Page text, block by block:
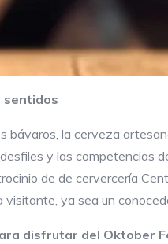
sentidos
bávaros, la cerveza
y las competencias
de de cervercería
ya sea un
disfrutar del Oktober